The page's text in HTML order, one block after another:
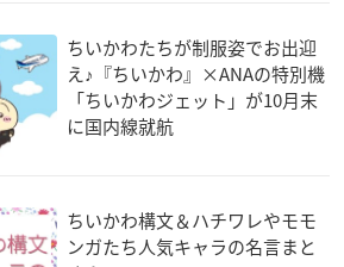
ちいかわたちが制服姿でお出迎
え♪『ちいかわ』×ANAの特別機
「ちいかわジェット」が10月末
に国内線就航
ちいかわ構文＆ハチワレやモモ
ンガたち人気キャラの名言まと